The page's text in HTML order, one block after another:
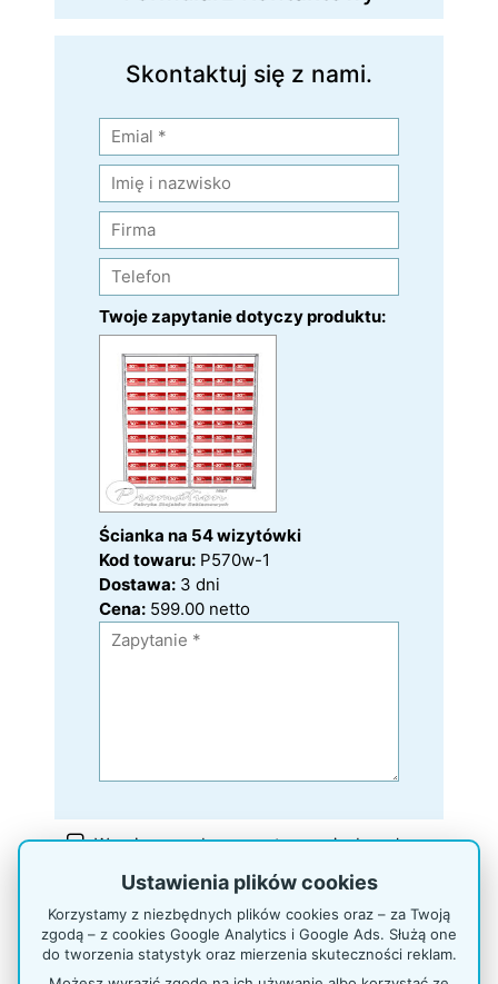
Skontaktuj się z nami.
Twoje zapytanie dotyczy produktu:
Ścianka na 54 wizytówki
Kod towaru: P570w-1
Dostawa: 3 dni
Cena: 599.00 netto
Wyrażam zgodę na przetwarzanie danych
formularzu przez administratora danych ISET
Krzysztof Marczak, zgodnie z treścią ustawy
o ochronie danych osobowych (Dz.U. z 1997r.
nr 133, poz. 883) w celu otrzymania
Ustawienia plików cookies
Korzystamy z niezbędnych plików cookies oraz – za Twoją
zgodą – z cookies Google Analytics i Google Ads. Służą one
do tworzenia statystyk oraz mierzenia skuteczności reklam.